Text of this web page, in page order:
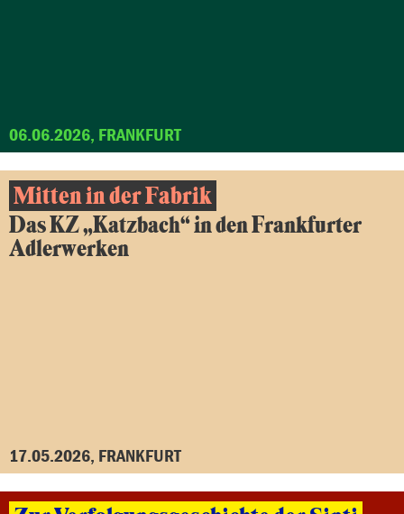
06.06.2026, FRANKFURT
Mitten in der Fabrik
Das KZ „Katzbach“ in den Frankfurter
Adlerwerken
17.05.2026, FRANKFURT